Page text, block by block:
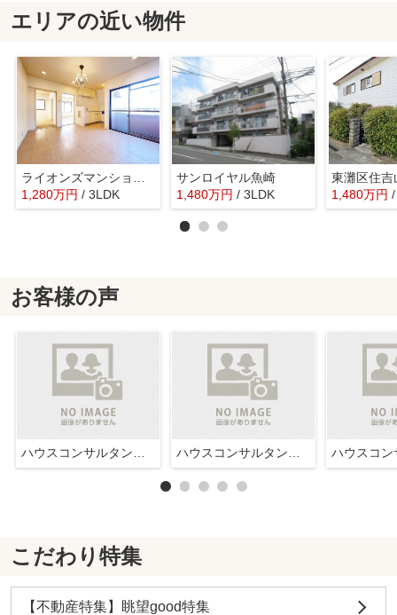
エリアの近い物件
1,280万円 / 3LDK
サンロイヤル魚崎
1,480万円 / 3LDK 1,480万円
お客様の声
こだわり特集
【不動産特集】眺望good特集